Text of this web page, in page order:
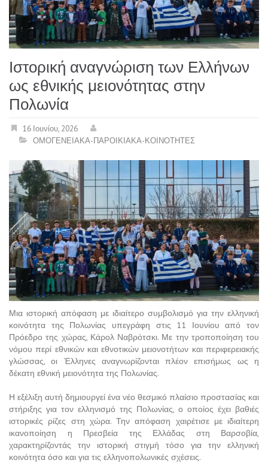
Ιστορική αναγνώριση των Ελλήνων
ως εθνικής μειονότητας στην
Πολωνία
16 Ιουνίου, 2026
ΟΜΟΓΕΝΕΙΑΚΑ-ΠΑΡΟΙΚΙΑΚΑ-ΚΟΙΝΟΤΗΤΕΣ
Μια ιστορική απόφαση με ιδιαίτερο συμβολισμό για την ελληνική
κοινότητα της Πολωνίας υπεγράφη στις 11 Ιουνίου από τον
Πρόεδρο της χώρας, Κάρολ Ναβρότσκι. Με την τροποποίηση του
νόμου περί εθνικών και εθνοτικών μειονοτήτων και περιφερειακής
γλώσσας, οι Έλληνες αναγνωρίζονται πλέον επισήμως ως η
δέκατη εθνική μειονότητα της Πολωνίας.
Η εξέλιξη αυτή δημιουργεί ένα νέο θεσμικό πλαίσιο προστασίας και
στήριξης για τον ελληνισμό της Πολωνίας, ο οποίος έχει βαθιές
ιστορικές ρίζες στη χώρα. Την απόφαση χαιρέτισε με ιδιαίτερη
ικανοποίηση η Πρεσβεία της Ελλάδας στη Βαρσοβία,
χαρακτηρίζοντάς την ιστορική στιγμή τόσο για την ελληνική
κοινότητα όσο και για τις ελληνοπολωνικές σχέσεις.